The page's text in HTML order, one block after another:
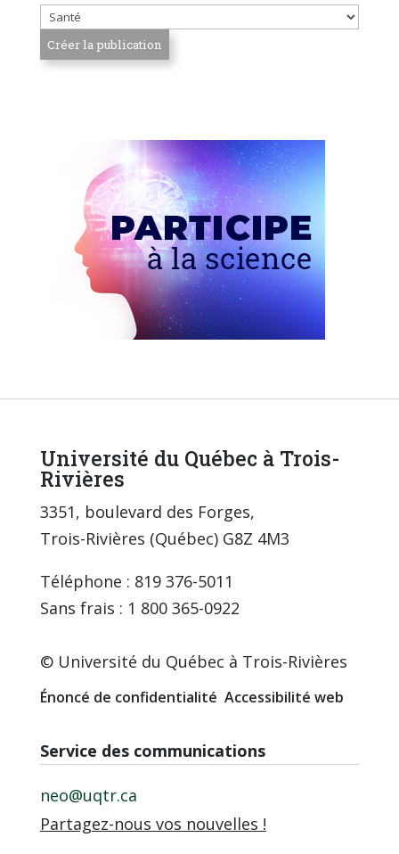
Université du Québec à Trois-
Rivières
3351, boulevard des Forges,
Trois-Rivières (Québec) G8Z 4M3
Téléphone : 819 376-5011
Sans frais : 1 800 365-0922
© Université du Québec à Trois-Rivières
Énoncé de confidentialité Accessibilité web
Service des communications
neo@uqtr.ca
Partagez-nous vos nouvelles !